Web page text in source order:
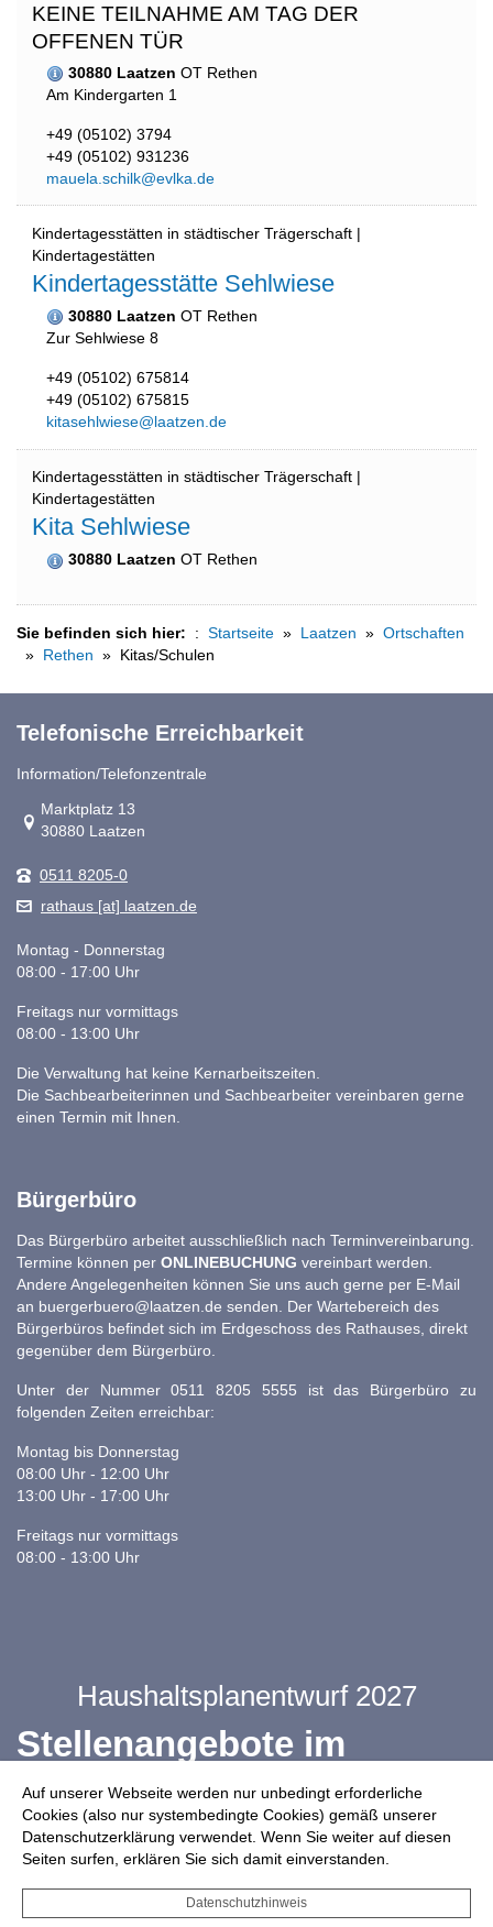
Auf unserer Webseite werden nur unbedingt erforderliche
Cookies (also nur systembedingte Cookies) gemäß unserer
Datenschutzerklärung verwendet. Wenn Sie weiter auf diesen
Seiten surfen, erklären Sie sich damit einverstanden.
Datenschutzhinweis
KEINE TEILNAHME AM TAG DER
OFFENEN TÜR
30880 Laatzen OT Rethen
Am Kindergarten 1
+49 (05102) 3794
+49 (05102) 931236
mauela.schilk@evlka.de
Kindertagesstätten in städtischer Trägerschaft |
Kindertagestätten
Kindertagesstätte Sehlwiese
30880 Laatzen OT Rethen
Zur Sehlwiese 8
+49 (05102) 675814
+49 (05102) 675815
kitasehlwiese@laatzen.de
Kindertagesstätten in städtischer Trägerschaft |
Kindertagestätten
Kita Sehlwiese
30880 Laatzen OT Rethen
Sie befinden sich hier: Startseite Laatzen
Ortschaften
Rethen
Kitas/Schulen
Telefonische Erreichbarkeit
Information/Telefonzentrale
Link zur Google-Maps Navigation
Marktplatz 13
30880 Laatzen
0511 8205-0
rathaus [at] laatzen.de
Montag - Donnerstag
08:00 - 17:00 Uhr
Freitags nur vormittags
08:00 - 13:00 Uhr
Die Verwaltung hat keine Kernarbeitszeiten.
Die Sachbearbeiterinnen und Sachbearbeiter vereinbaren gerne
einen Termin mit Ihnen.
Bürgerbüro
Das Bürgerbüro arbeitet ausschließlich nach Terminvereinbarung.
Termine können per ONLINEBUCHUNG vereinbart werden.
Andere Angelegenheiten können Sie uns auch gerne per E-Mail
an buergerbuero@laatzen.de senden. Der Wartebereich des
Bürgerbüros befindet sich im Erdgeschoss des Rathauses, direkt
gegenüber dem Bürgerbüro.
Unter der Nummer 0511 8205 5555 ist das Bürgerbüro zu
folgenden Zeiten erreichbar:
Montag bis Donnerstag
08:00 Uhr - 12:00 Uhr
13:00 Uhr - 17:00 Uhr
Freitags nur vormittags
08:00 - 13:00 Uhr
Haushaltsplanentwurf 2027
Stellenangebote im
Ganztag
Infos zur Drohnennutzung
Starkregengefahrenkarte